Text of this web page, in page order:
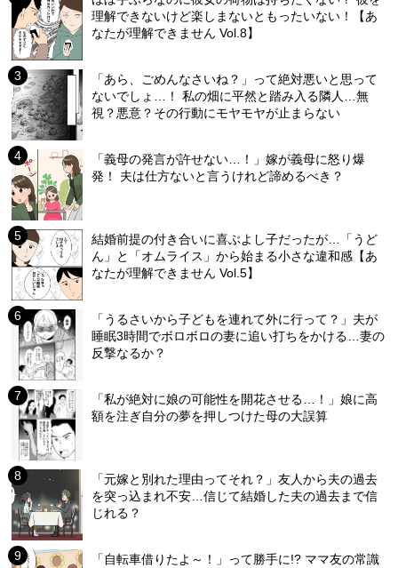
理解できないけど楽しまないともったいない！【あ
なたが理解できません Vol.8】
「あら、ごめんなさいね？」って絶対悪いと思って
ないでしょ…！ 私の畑に平然と踏み入る隣人…無
視？悪意？その行動にモヤモヤが止まらない
「義母の発言が許せない…！」嫁が義母に怒り爆
発！ 夫は仕方ないと言うけれど諦めるべき？
結婚前提の付き合いに喜ぶよし子だったが…「うど
ん」と「オムライス」から始まる小さな違和感【あ
なたが理解できません Vol.5】
「うるさいから子どもを連れて外に行って？」夫が
睡眠3時間でボロボロの妻に追い打ちをかける…妻の
反撃なるか？
「私が絶対に娘の可能性を開花させる…！」娘に高
額を注ぎ自分の夢を押しつけた母の大誤算
「元嫁と別れた理由ってそれ？」友人から夫の過去
を突っ込まれ不安…信じて結婚した夫の過去まで信
じれる？
「自転車借りたよ～！」って勝手に!? ママ友の常識